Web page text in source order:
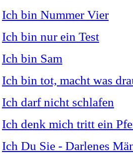
Ich bin Nummer Vier
Ich bin nur ein Test
Ich bin Sam
Ich bin tot, macht was
Ich darf nicht schlafen
Ich denk mich tritt ein
Ich Du Sie - Darlenes